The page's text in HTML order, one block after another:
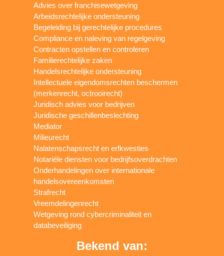
Advies over franchisewetgeving
Arbeidsrechtelijke ondersteuning
Begeleiding bij gerechtelijke procedures
Compliance en naleving van regelgeving
Contracten opstellen en controleren
Familierechtelijke zaken
Handelsrechtelijke ondersteuning
Intellectuele eigendomsrechten beschermen
(merkenrecht, octrooirecht)
Juridisch advies voor bedrijven
Juridische geschillenbeslechting
Mediator
Milieurecht
Nalatenschapsrecht en erfkwesties
Notariële diensten voor bedrijfsoverdrachten
Onderhandelingen over internationale
handelsovereenkomsten
Strafrecht
Vreemdelingenrecht
Wetgeving rond cybercriminaliteit en
databeveiliging
Bekend van: